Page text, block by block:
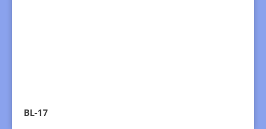
BL-17